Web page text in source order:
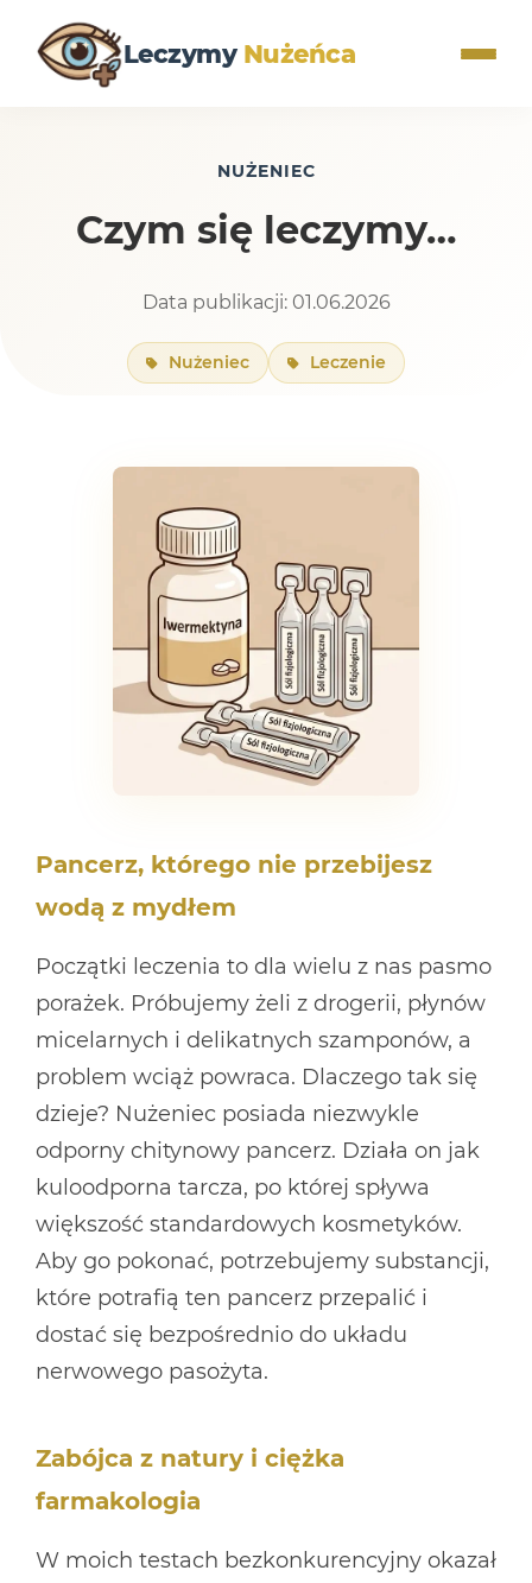
Leczymy Nużeńca
NUŻENIEC
Czym się leczymy…
Data publikacji: 01.06.2026
Nużeniec Leczenie
Pancerz, którego nie przebijesz
wodą z mydłem
Początki leczenia to dla wielu z nas pasmo
porażek. Próbujemy żeli z drogerii, płynów
micelarnych i delikatnych szamponów, a
problem wciąż powraca. Dlaczego tak się
dzieje? Nużeniec posiada niezwykle
odporny chitynowy pancerz. Działa on jak
kuloodporna tarcza, po której spływa
większość standardowych kosmetyków.
Aby go pokonać, potrzebujemy substancji,
które potrafią ten pancerz przepalić i
dostać się bezpośrednio do układu
nerwowego pasożyta.
Zabójca z natury i ciężka
farmakologia
W moich testach bezkonkurencyjny okazał